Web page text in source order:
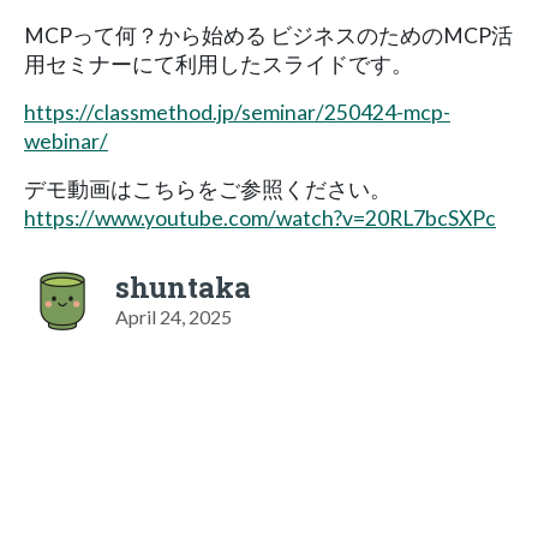
MCPって何？から始める ビジネスのためのMCP活
用セミナーにて利用したスライドです。
https://classmethod.jp/seminar/250424-mcp-
webinar/
デモ動画はこちらをご参照ください。
https://www.youtube.com/watch?v=20RL7bcSXPc
shuntaka
April 24, 2025